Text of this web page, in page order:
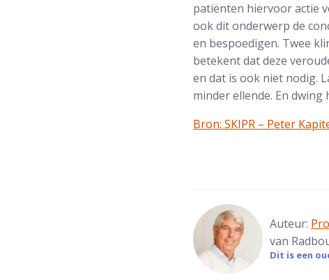
patiënten hiervoor actie
ook dit onderwerp de
en bespoedigen. Twee
betekent dat deze
en dat is ook niet nodig.
minder ellende. En dwing
Bron: SKIPR – Peter
Auteur:
van
Dit is een